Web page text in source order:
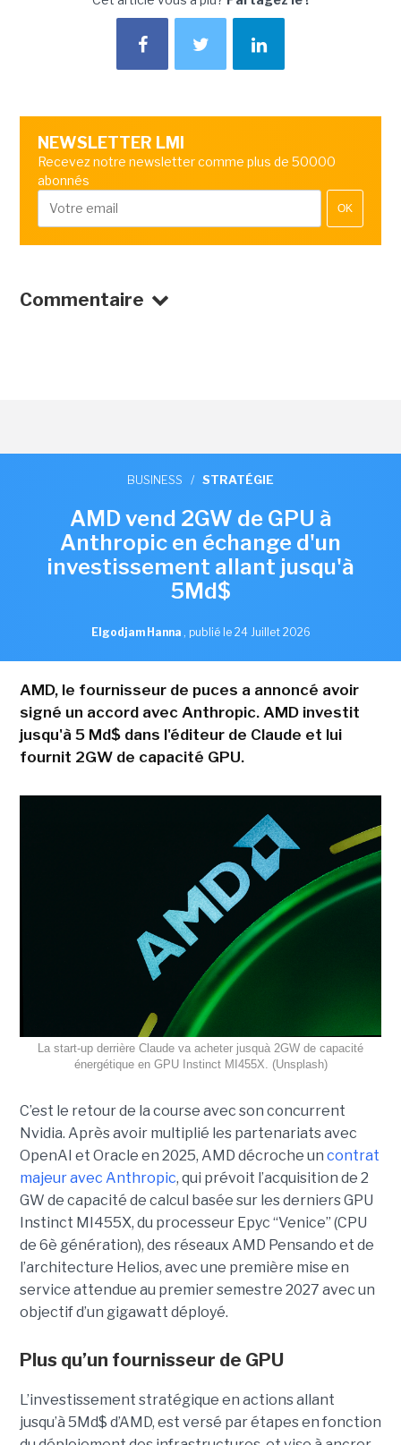
NEWSLETTER LMI
Recevez notre newsletter comme plus de 50000
abonnés
OK
Commentaire
BUSINESS / STRATÉGIE
AMD vend 2GW de GPU à
Anthropic en échange d'un
investissement allant jusqu'à
5Md$
Elgodjam Hanna , publié le 24 Juillet 2026
AMD, le fournisseur de puces a annoncé avoir
signé un accord avec Anthropic. AMD investit
jusqu'à 5 Md$ dans l'éditeur de Claude et lui
fournit 2GW de capacité GPU.
La start-up derrière Claude va acheter jusquà 2GW de capacité
énergétique en GPU Instinct MI455X. (Unsplash)
C’est le retour de la course avec son concurrent
Nvidia. Après avoir multiplié les partenariats avec
OpenAI et Oracle en 2025, AMD décroche un contrat
majeur avec Anthropic, qui prévoit l’acquisition de 2
GW de capacité de calcul basée sur les derniers GPU
Instinct MI455X, du processeur Epyc “Venice” (CPU
de 6è génération), des réseaux AMD Pensando et de
l’architecture Helios, avec une première mise en
service attendue au premier semestre 2027 avec un
objectif d’un gigawatt déployé.
Plus qu’un fournisseur de GPU
L’investissement stratégique en actions allant
jusqu’à 5Md$ d’AMD, est versé par étapes en fonction